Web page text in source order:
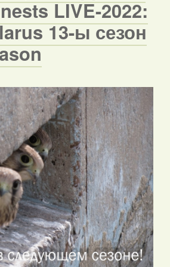
LIVE-2022:
13-ы сезон